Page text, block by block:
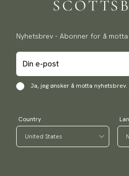
Nyhetsbrev - Abonner for å
Ja, jeg ønsker å motta nyhetsbrev.
Country